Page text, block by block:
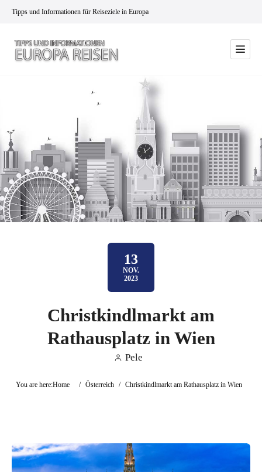
Tipps und Informationen für Reiseziele in Europa
13
NOV.
2023
Christkindlmarkt am
Rathausplatz in Wien
Pele
You are here:Home / Österreich / Christkindlmarkt am Rathausplatz in Wien